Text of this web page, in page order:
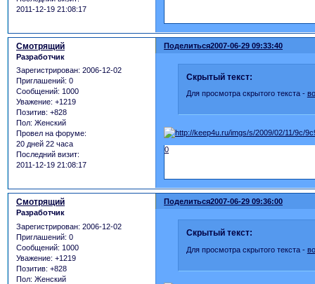
2011-12-19 21:08:17
Поделиться2007-06-29 09:33:40
Смотрящий
Разработчик
Зарегистрирован: 2006-12-02
Приглашений: 0
Сообщений: 1000
Уважение: +1219
Позитив: +828
Пол: Женский
Провел на форуме:
20 дней 22 часа
Последний визит:
2011-12-19 21:08:17
Скрытый текст:
Для просмотра скрытого текста -
0
Поделиться2007-06-29 09:36:00
Смотрящий
Разработчик
Зарегистрирован: 2006-12-02
Приглашений: 0
Сообщений: 1000
Уважение: +1219
Позитив: +828
Пол: Женский
Скрытый текст:
Для просмотра скрытого текста -